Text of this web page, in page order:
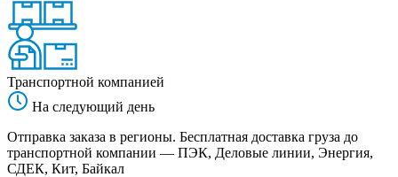
Транспортной компанией
На следующий день
Отправка заказа в регионы. Бесплатная доставка груза до
транспортной компании — ПЭК, Деловые линии, Энергия,
СДЕК, Кит, Байкал